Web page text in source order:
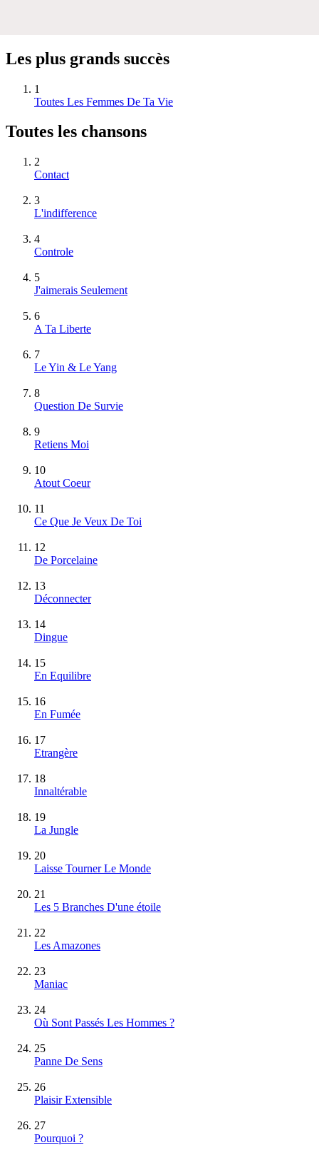
Les plus grands succès
1
Toutes Les Femmes De Ta Vie
Toutes les chansons
2
Contact
3
L'indifference
4
Controle
5
J'aimerais Seulement
6
A Ta Liberte
7
Le Yin & Le Yang
8
Question De Survie
9
Retiens Moi
10
Atout Coeur
11
Ce Que Je Veux De Toi
12
De Porcelaine
13
Déconnecter
14
Dingue
15
En Equilibre
16
En Fumée
17
Etrangère
18
Innaltérable
19
La Jungle
20
Laisse Tourner Le Monde
21
Les 5 Branches D'une étoile
22
Les Amazones
23
Maniac
24
Où Sont Passés Les Hommes ?
25
Panne De Sens
26
Plaisir Extensible
27
Pourquoi ?